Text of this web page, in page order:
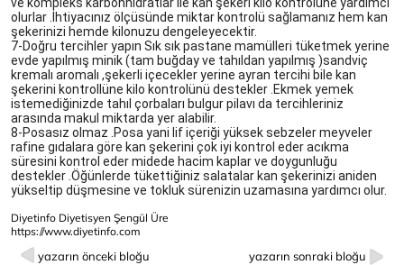
olurlar .İhtiyacınız ölçüsünde miktar kontrolü sağlamanız hem kan
şekerinizi hemde kilonuzu dengeleyecektir.
7-Doğru tercihler yapın Sık sık pastane mamülleri tüketmek yerine
evde yapılmış minik (tam buğday ve tahıldan yapılmış )sandviç
kremalı aromalı ,şekerli içecekler yerine ayran tercihi bile kan
şekerini kontrollüne kilo kontrolünü destekler .Ekmek yemek
istemediğinizde tahıl çorbaları bulgur pilavı da tercihleriniz
arasında makul miktarda yer alabilir.
8-Posasız olmaz .Posa yani lif içeriği yüksek sebzeler meyveler
rafine gıdalara göre kan şekerini çok iyi kontrol eder acıkma
süresini kontrol eder midede hacim kaplar ve doygunluğu
destekler .Öğünlerde tükettiğiniz salatalar kan şekerinizi aniden
yükseltip düşmesine ve tokluk sürenizin uzamasına yardımcı olur.
Diyetinfo Diyetisyen Şengül Üre
https://www.diyetinfo.com
yazarın önceki bloğu yazarın sonraki bloğu